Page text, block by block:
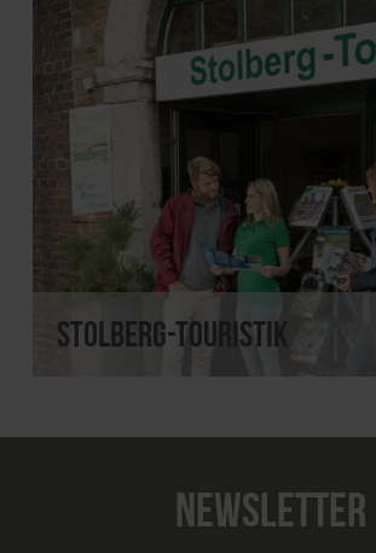
Stolberg-Touristik
NEWSLETTER